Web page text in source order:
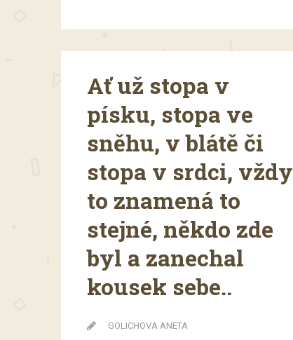
Ať už stopa v
písku, stopa ve
sněhu, v blátě či
stopa v srdci, vždy
to znamená to
stejné, někdo zde
byl a zanechal
kousek sebe..
GOLICHOVA ANETA